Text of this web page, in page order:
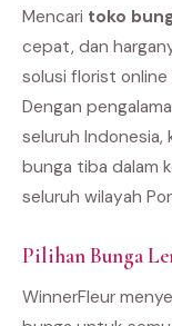
Mencari toko
cepat, dan
solusi florist
Dengan
seluruh Indonesia,
bunga tiba dalam
seluruh wilayah
Pilihan Bunga
WinnerFleur